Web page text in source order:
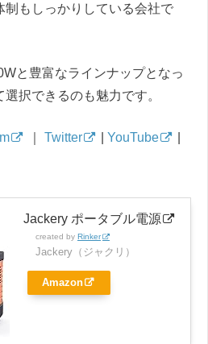
制もしっかりしている会社で
と豊富なラインナップとなっ
択できるのも魅力です。
Twitter YouTube
Jackery ポータブル電源
created by Rinker
Jackery（ジャクリ）
Amazon